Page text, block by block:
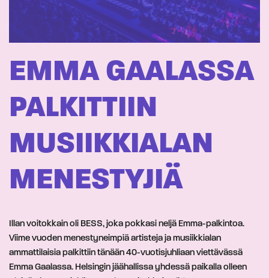
EMMA GAALASSA
PALKITTIIN
MUSIIKKIALAN
MENESTYJIÄ
Illan voitokkain oli BESS, joka pokkasi neljä Emma-palkintoa.
Viime vuoden menestyneimpiä artisteja ja musiikkialan
ammattilaisia palkittiin tänään 40-vuotisjuhliaan viettävässä
Emma Gaalassa. Helsingin jäähallissa yhdessä paikalla olleen